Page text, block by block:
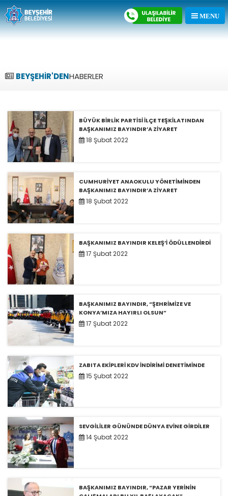
BEYŞEHİR'DENHABERLER
BÜYÜK BİRLİK PARTİSİ İLÇE TEŞKİLATINDAN
BAŞKANIMIZ BAYINDIR’A ZİYARET
18 Şubat 2022
CUMHURİYET ANAOKULU YÖNETİMİNDEN
BAŞKANIMIZ BAYINDIR’A ZİYARET
18 Şubat 2022
BAŞKANIMIZ BAYINDIR KELEŞ’İ ÖDÜLLENDİRDİ
17 Şubat 2022
BAŞKANIMIZ BAYINDIR, “ŞEHRİMİZE VE
KONYA’MIZA HAYIRLI OLSUN”
17 Şubat 2022
ZABITA EKİPLERİ KDV İNDİRİMİ DENETİMİNDE
15 Şubat 2022
SEVGİLİLER GÜNÜNDE DÜNYA EVİNE GİRDİLER
14 Şubat 2022
BAŞKANIMIZ BAYINDIR, “PAZAR YERİNİN